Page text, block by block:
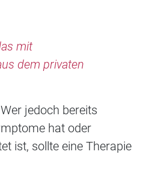
mit
dem privaten
jedoch bereits
hat oder
ist, sollte eine Therapie